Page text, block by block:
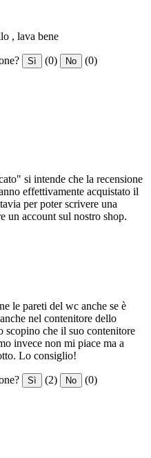
, lava bene
Sì (0) No (0)
si intende che la recensione
effettivamente acquistato il
per poter scrivere una
un account sul nostro shop.
le pareti del wc anche se è
nel contenitore dello
scopino che il suo contenitore
invece non mi piace ma a
Lo consiglio!
Sì (2) No (0)